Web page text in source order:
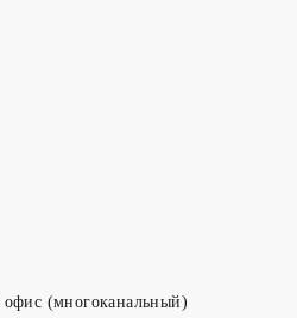
офис (многоканальный)